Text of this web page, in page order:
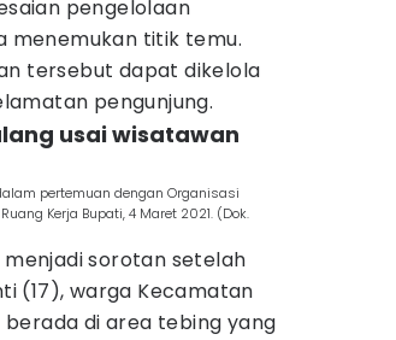
pengelolaan
menemukan titik temu.
tersebut dapat dikelola
pengunjung.
usai wisatawan
pertemuan dengan Organisasi
Kerja Bupati, 4 Maret 2021. (Dok.
sorotan setelah
(17), warga Kecamatan
di area tebing yang